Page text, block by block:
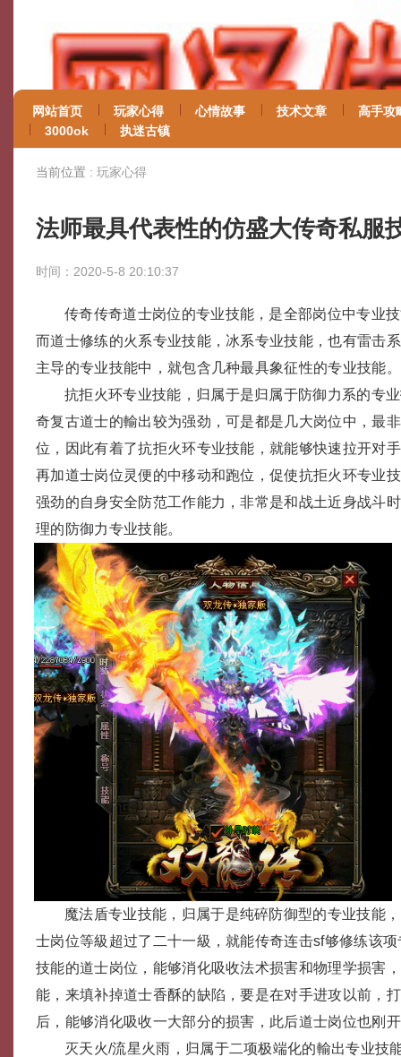
网站首页 玩家心得 心情故事 技术文章
高手攻
3000ok
执迷古镇
当前位置 : 玩家心得
法师最具代表性的仿盛大传奇私服
时间：2020-5-8 20:10:37
传奇传奇道士岗位的专业技能，是全部岗位中专业
而道士修练的火系专业技能，冰系专业技能，也有雷击
主导的专业技能中，就包含几种最具象征性的专业技能。
抗拒火环专业技能，归属于是归属于防御力系的专
奇复古道士的輸出较为强劲，可是都是几大岗位中，最
位，因此有着了抗拒火环专业技能，就能够快速拉开对
再加道士岗位灵便的中移动和跑位，促使抗拒火环专业
强劲的自身安全防范工作能力，非常是和战土近身战斗
理的防御力专业技能。
魔法盾专业技能，归属于是纯碎防御型的专业技能
士岗位等級超过了二十一級，就能传奇连击sf够修练该
技能的道士岗位，能够消化吸收法术损害和物理学损害
能，来填补掉道士香酥的缺陷，要是在对手进攻以前，
后，能够消化吸收一大部分的损害，此后道士岗位也刚
灭天火/流星火雨，归属于二项极端化的輸出专业技